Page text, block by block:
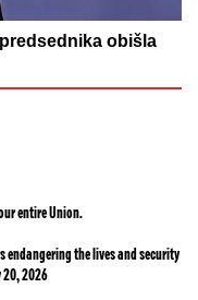
obišla
entire Union.
endangering the lives and security
20, 2026